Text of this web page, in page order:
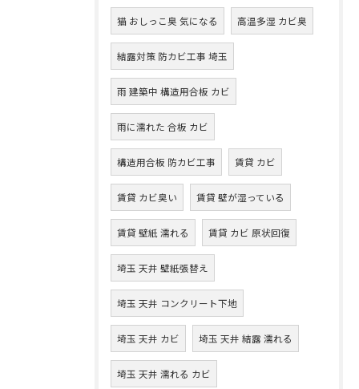
猫 おしっこ臭 気になる 高温多湿 カビ臭
結露対策 防カビ工事 埼玉
雨 建築中 構造用合板 カビ
雨に濡れた 合板 カビ
構造用合板 防カビ工事 賃貸 カビ
賃貸 カビ臭い 賃貸 壁が湿っている
賃貸 壁紙 濡れる 賃貸 カビ 原状回復
埼玉 天井 壁紙張替え
埼玉 天井 コンクリート下地
埼玉 天井 カビ 埼玉 天井 結露 濡れる
埼玉 天井 濡れる カビ